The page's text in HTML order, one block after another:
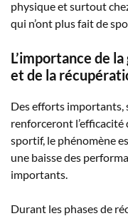
physique et surtout
qui n’ont plus fait de
L’importance de
et de la
Des efforts importants,
renforceront
sportif, le phénomène
une baisse des
importants.
Durant les phases de